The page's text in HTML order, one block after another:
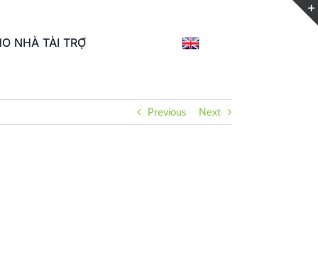
NHÀ TÀI TRỢ
Previous Next